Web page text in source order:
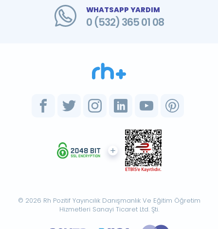
WHATSAPP YARDIM
0 (532) 365 01 08
© 2026 Rh Pozitif Yayıncılık Danışmanlık Ve Eğitim Öğretim
Hizmetleri Sanayi Ticaret Ltd. Şti.